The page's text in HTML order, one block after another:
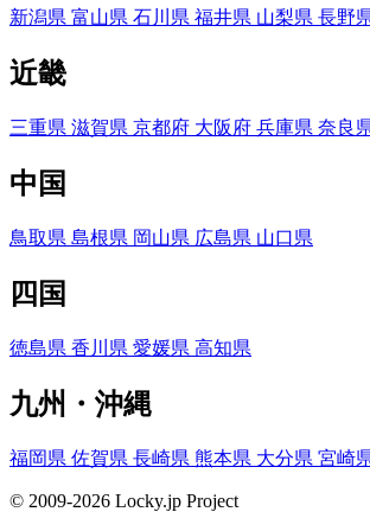
新潟県 富山県 石川県 福井県 山梨県 長野
近畿
三重県 滋賀県 京都府 大阪府 兵庫県 奈良
中国
鳥取県 島根県 岡山県 広島県 山口県
四国
徳島県 香川県 愛媛県 高知県
九州・沖縄
福岡県 佐賀県 長崎県 熊本県 大分県 宮崎
© 2009-2026 Locky.jp Project